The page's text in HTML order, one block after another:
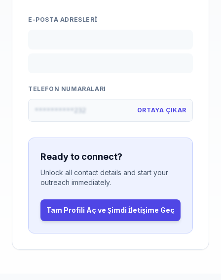
E-POSTA ADRESLERI
TELEFON NUMARALARI
**********232 ORTAYA ÇIKAR
Ready to connect?
Unlock all contact details and start your
outreach immediately.
Tam Profili Aç ve Şimdi İletişime Geç